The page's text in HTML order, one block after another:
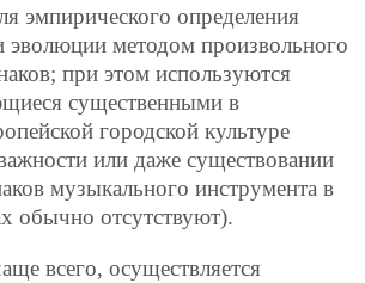
эмпирического определения
эволюции методом произвольного
при этом используются
существенными в
городской культуре
или даже существовании
музыкального инструмента в
обычно отсутствуют).
всего, осуществляется